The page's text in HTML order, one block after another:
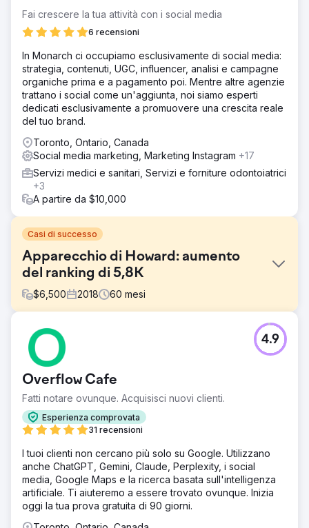
Fai crescere la tua attività con i social media
6 recensioni
In Monarch ci occupiamo esclusivamente di social media:
strategia, contenuti, UGC, influencer, analisi e campagne
organiche prima e a pagamento poi. Mentre altre agenzie
trattano i social come un'aggiunta, noi siamo esperti
dedicati esclusivamente a promuovere una crescita reale
del tuo brand.
Toronto, Ontario, Canada
Social media marketing, Marketing Instagram +17
Servizi medici e sanitari, Servizi e forniture odontoiatrici
+3
A partire da $10,000
Casi di successo
Apparecchio di Howard: aumento
del ranking di 5,8K
$6,500 2018 60 mesi
Sfida
Nel 2019, Howard's ha rischiato di seguire il declino
finanziario di Sears e la chiusura dei negozi. Per
riprendersi, l'azienda aveva bisogno di una forte
strategia di marketing digitale per rivolgersi a un pubblico
orientato alla crescita.
Soluzione
Ho applicato i fondamenti della SEO a tutte le proprietà
prodotti chiave, creato collegamenti ad alta autorità,
amplificato i contenuti del blog sui principali canali social,
ideato una strategia di gestione delle recensioni e
sviluppato report personalizzati per estrarre informazioni
approfondite dalle recensioni dei clienti.
Overflow Cafe
Fatti notare ovunque. Acquisisci nuovi clienti.
Esperienza comprovata
31 recensioni
4.9
I tuoi clienti non cercano più solo su Google. Utilizzano
anche ChatGPT, Gemini, Claude, Perplexity, i social
media, Google Maps e la ricerca basata sull'intelligenza
artificiale. Ti aiuteremo a essere trovato ovunque. Inizia
oggi la tua prova gratuita di 90 giorni.